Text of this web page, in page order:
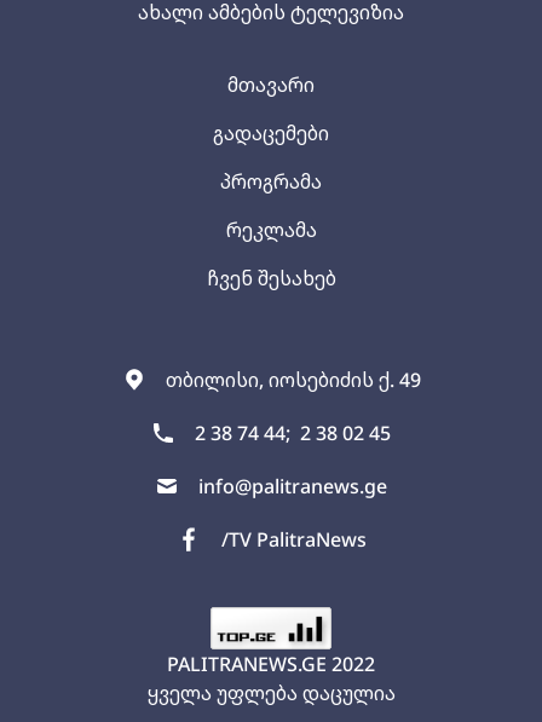
ახალი ამბების ტელევიზია
თბილისი, იოსებიძის ქ. 49
2 38 74 44; 2 38 02 45
info@palitranews.ge
/TV PalitraNews
მთავარი
გადაცემები
პროგრამა
რეკლამა
ჩვენ შესახებ
PALITRANEWS.GE 2022
ყველა უფლება დაცულია